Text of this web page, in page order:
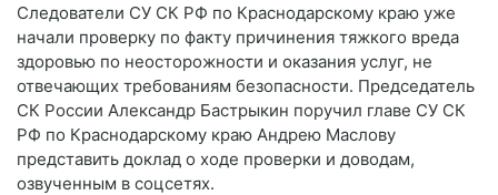
Следователи СУ СК РФ по Краснодарскому краю уже
начали проверку по факту причинения тяжкого вреда
здоровью по неосторожности и оказания услуг, не
отвечающих требованиям безопасности. Председатель
СК России Александр Бастрыкин поручил главе СУ СК
РФ по Краснодарскому краю Андрею Маслову
представить доклад о ходе проверки и доводам,
озвученным в соцсетях.